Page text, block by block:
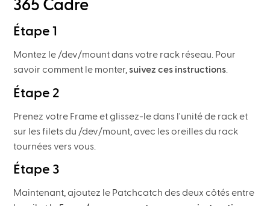
365 Cadre
Étape 1
Montez le /dev/mount dans votre rack réseau. Pour
savoir comment le monter, suivez ces instructions.
Étape 2
Prenez votre Frame et glissez-le dans l'unité de rack et
sur les filets du /dev/mount, avec les oreilles du rack
tournées vers vous.
Étape 3
Maintenant, ajoutez le Patchcatch des deux côtés entre